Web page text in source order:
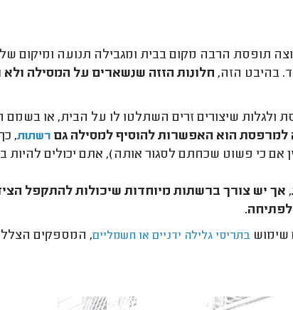
תופסת הרבה מקום בבית ומגבילה תנועה ומיקום של
בהיבט הזה, חלונות הזזה שנשארים על המסילה
שיצורים זרים השתלטו לו על הבית, או בשמם
למרפסת הוא האפשרות להוסיף למסילה גם רשתות,
אם כי פשוט שכחתם לסגור אותה), אתם יכולים
אך יש צורך ברשתות מיוחדות שיכולות להתקפל
לפתיחה.
שימוש בתריסי גלילה ידניים או חשמליים, המספקים